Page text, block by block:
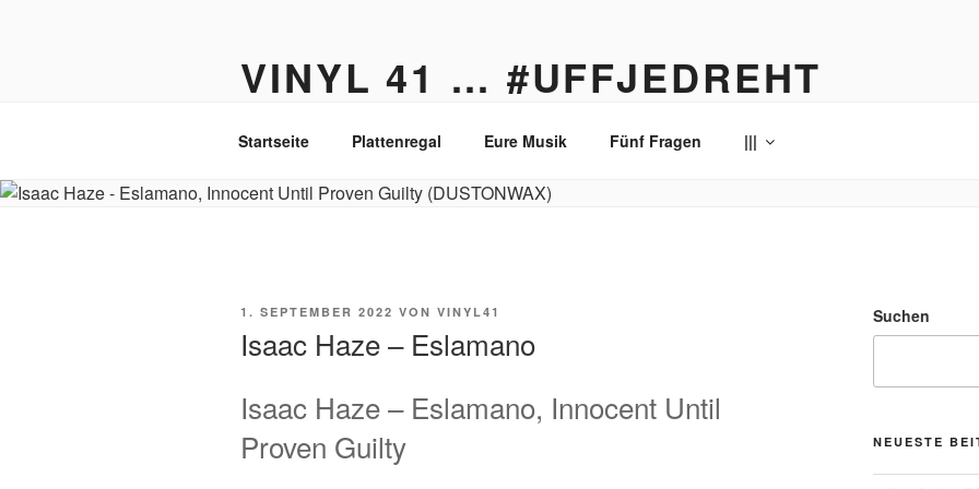
VINYL 41 … #UFFJEDREHT
Startseite Plattenregal Eure Musik Fünf Fragen |||
VERÖFFENTLICHT
1. SEPTEMBER 2022 VON VINYL41
Isaac Haze – Eslamano
Isaac Haze – Eslamano, Innocent Until
Proven Guilty
Suchen
NEUESTE